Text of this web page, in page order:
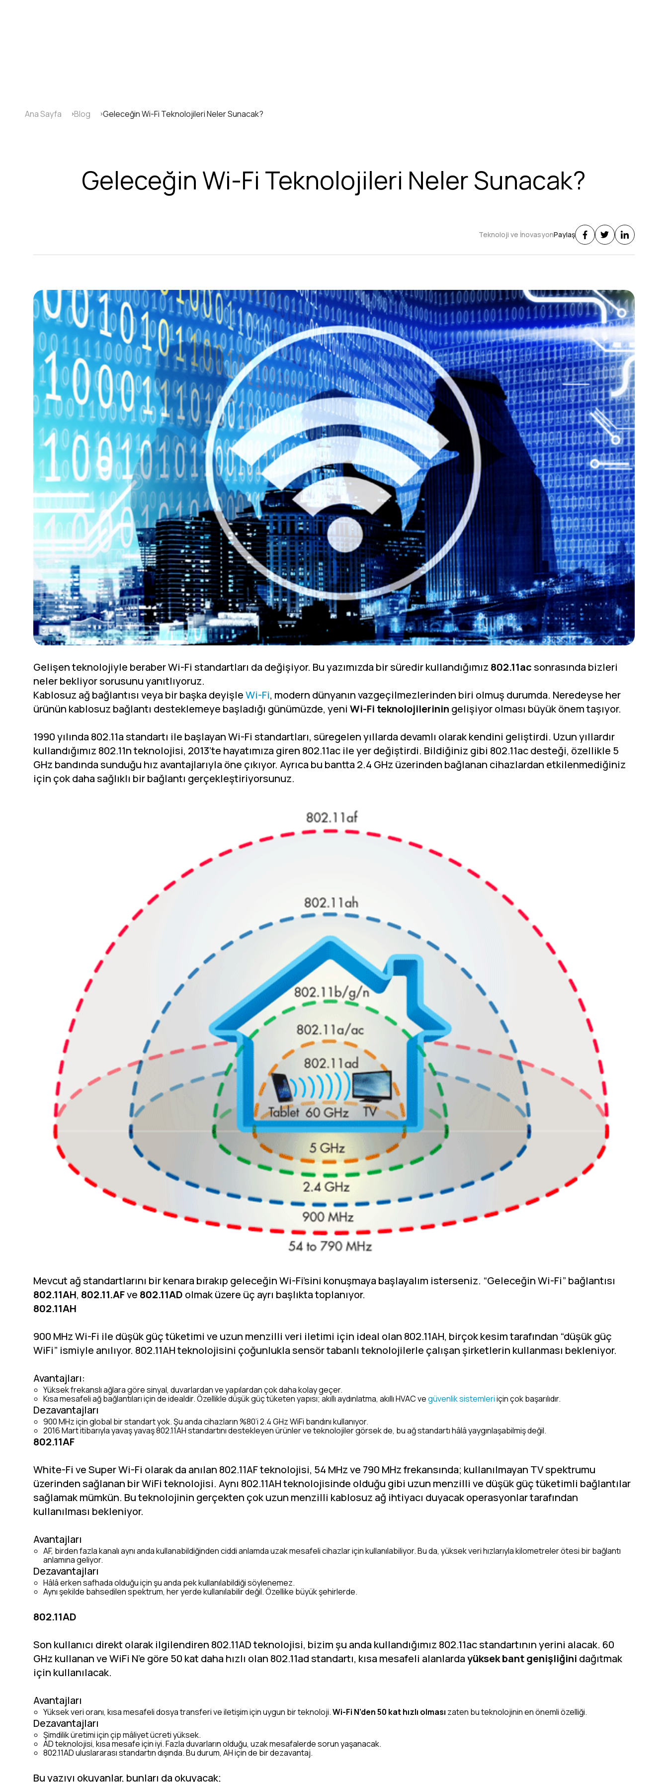
Sayfa
Ana Sayfa Blog Geleceğin Wi-Fi Teknolojileri Neler Sunacak?
Geleceğin Wi-Fi Teknolojileri Neler Sunacak?
Teknoloji ve İnovasyonPaylaş
Gelişen teknolojiyle beraber Wi-Fi standartları da değişiyor. Bu yazımızda bir süredir kullandığımız 802.11ac sonrasında bizleri
neler bekliyor sorusunu yanıtlıyoruz.
Kablosuz ağ bağlantısı veya bir başka deyişleWi-Fi, modern dünyanın vazgeçilmezlerinden biri olmuş durumda. Neredeyse her
ürünün kablosuz bağlantı desteklemeye başladığı günümüzde, yeniWi-Fi teknolojilerinin gelişiyor olması büyük önem taşıyor.
1990 yılında 802.11a standartı ile başlayan Wi-Fi standartları, süregelen yıllarda devamlı olarak kendini geliştirdi. Uzun yıllardır
kullandığımız 802.11n teknolojisi, 2013’te hayatımıza giren 802.11ac ile yer değiştirdi. Bildiğiniz gibi 802.11ac desteği, özellikle 5
GHz bandında sunduğu hız avantajlarıyla öne çıkıyor. Ayrıca bu bantta 2.4 GHz üzerinden bağlanan cihazlardan etkilenmediğiniz
için çok daha sağlıklı bir bağlantı gerçekleştiriyorsunuz.
Mevcut ağ standartlarını bir kenara bırakıp geleceğin Wi-Fi’sini konuşmaya başlayalım isterseniz. “Geleceğin Wi-Fi” bağlantısı
802.11AH, 802.11.AFve 802.11AD olmak üzere üç ayrı başlıkta toplanıyor.
802.11AH
900 MHz Wi-Fi ile düşük güç tüketimi ve uzun menzilli veri iletimi için ideal olan 802.11AH, birçok kesim tarafından “düşük güç
WiFi” ismiyle anılıyor. 802.11AH teknolojisini çoğunlukla sensör tabanlı teknolojilerle çalışan şirketlerin kullanması bekleniyor.
Avantajları:
Yüksek frekanslı ağlara göre sinyal, duvarlardan ve yapılardan çok daha kolay geçer.
Kısa mesafeli ağ bağlantıları için de idealdir. Özellikle düşük güç tüketen yapısı; akıllı aydınlatma, akıllı HVAC vegüvenlik sistemleriiçin çok başarılıdır.
Dezavantajları
900 MHz için global bir standart yok. Şu anda cihazların %80’i 2.4 GHz WiFi bandını kullanıyor.
2016 Mart itibarıyla yavaş yavaş 802.11AH standartını destekleyen ürünler ve teknolojiler görsek de, bu ağ standartı hâlâ yaygınlaşabilmiş değil.
802.11AF
White-Fi ve Super Wi-Fi olarak da anılan 802.11AF teknolojisi, 54 MHz ve 790 MHz frekansında; kullanılmayan TV spektrumu
üzerinden sağlanan bir WiFi teknolojisi. Aynı 802.11AH teknolojisinde olduğu gibi uzun menzilli ve düşük güç tüketimli bağlantılar
sağlamak mümkün. Bu teknolojinin gerçekten çok uzun menzilli kablosuz ağ ihtiyacı duyacak operasyonlar tarafından
kullanılması bekleniyor.
Avantajları
AF, birden fazla kanalı aynı anda kullanabildiğinden ciddi anlamda uzak mesafeli cihazlar için kullanılabiliyor. Bu da, yüksek veri hızlarıyla kilometreler ötesi bir bağlantı
anlamına geliyor.
Dezavantajları
Hâlâ erken safhada olduğu için şu anda pek kullanılabildiği söylenemez.
Aynı şekilde bahsedilen spektrum, her yerde kullanılabilir değil. Özellike büyük şehirlerde.
802.11AD
Son kullanıcı direkt olarak ilgilendiren 802.11AD teknolojisi, bizim şu anda kullandığımız 802.11ac standartının yerini alacak. 60
GHz kullanan ve WiFi N’e göre 50 kat daha hızlı olan 802.11ad standartı, kısa mesafeli alanlardayüksek bant genişliğini dağıtmak
için kullanılacak.
Avantajları
Yüksek veri oranı, kısa mesafeli dosya transferi ve iletişim için uygun bir teknoloji.Wi-Fi N’den 50 kat hızlı olması zaten bu teknolojinin en önemli özelliği.
Dezavantajları
Şimdilik üretimi için çip mâliyet ücreti yüksek.
AD teknolojisi, kısa mesafe için iyi. Fazla duvarların olduğu, uzak mesafalerde sorun yaşanacak.
802.11AD uluslararası standartın dışında. Bu durum, AH için de bir dezavantaj.
Bu yazıyı okuyanlar, bunları da okuyacak;